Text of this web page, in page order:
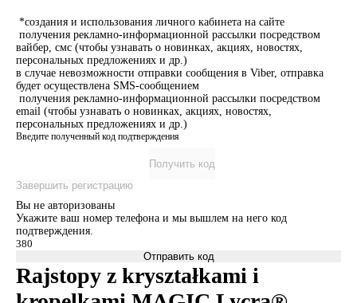
*создания и использования личного кабинета на сайте
получения рекламно-информационной рассылки посредством
вайбер, смс (чтобы узнавать о новинках, акциях, новостях,
персональных предложениях и др.)
в случае невозможности отправки сообщения в Viber, отправка
будет осуществлена SMS-сообщением
получения рекламно-информационной рассылки посредством
email (чтобы узнавать о новинках, акциях, новостях,
персональных предложениях и др.)
Введите полученный код подтверждения
Получить код
Завершить регистрацию
Вы не авторизованы
Укажите ваш номер телефона и мы вышлем на него код
подтверждения.
Отправить код
Rajstopy z kryształkami i